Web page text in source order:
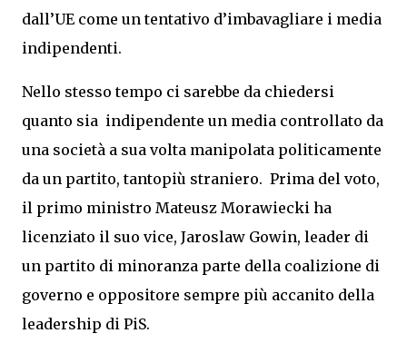
dall’UE come un tentativo d’imbavagliare i media
indipendenti.
Nello stesso tempo ci sarebbe da chiedersi
quanto sia indipendente un media controllato da
una società a sua volta manipolata politicamente
da un partito, tantopiù straniero. Prima del voto,
il primo ministro Mateusz Morawiecki ha
licenziato il suo vice, Jaroslaw Gowin, leader di
un partito di minoranza parte della coalizione di
governo e oppositore sempre più accanito della
leadership di PiS.